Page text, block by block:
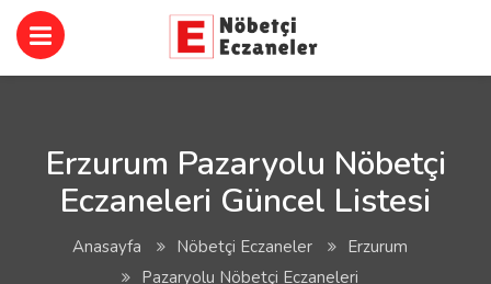
Erzurum Pazaryolu Nöbetçi
Eczaneleri Güncel Listesi
Anasayfa Nöbetçi Eczaneler
Erzurum
Pazaryolu Nöbetçi Eczaneleri